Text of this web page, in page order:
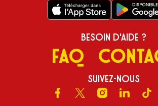
Besoin d'aide ?
FAQ
Suivez-nous
Facebook
X InstagramLinkedIn